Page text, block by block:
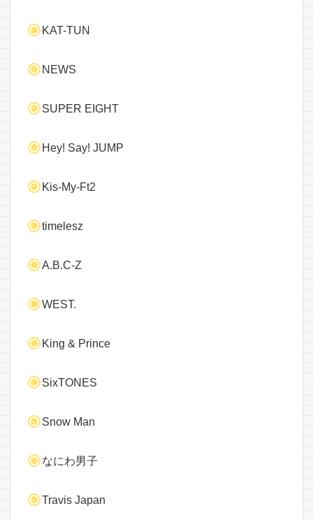
KAT-TUN
NEWS
SUPER EIGHT
Hey! Say! JUMP
Kis-My-Ft2
timelesz
A.B.C-Z
WEST.
King & Prince
SixTONES
Snow Man
なにわ男子
Travis Japan